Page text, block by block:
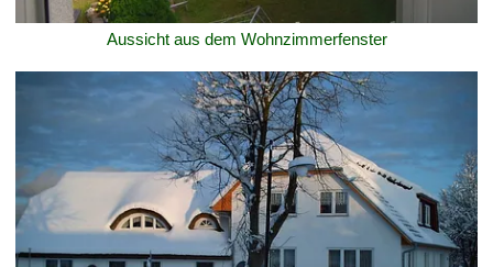
Aussicht aus dem Wohnzimmerfenster